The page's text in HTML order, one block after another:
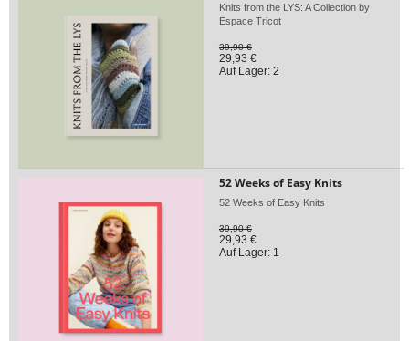
Knits from the LYS: A Collection by
Espace Tricot
39,90 €
29,93 €
Auf Lager: 2
52 Weeks of Easy Knits
52 Weeks of Easy Knits
39,90 €
29,93 €
Auf Lager: 1